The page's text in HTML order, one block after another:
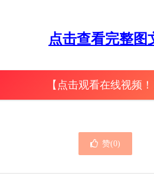
点击查看完整图
【点击观看在线视频！
赞(0)